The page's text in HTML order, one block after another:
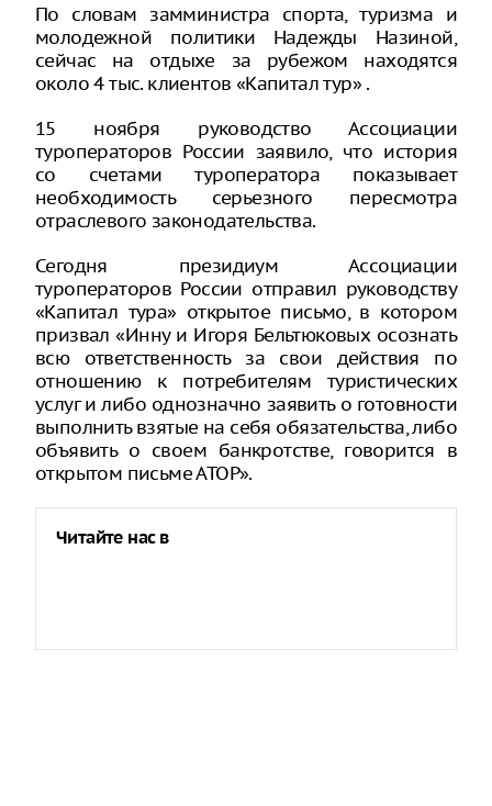
По словам замминистра спорта, туризма и
молодежной политики Надежды Назиной,
сейчас на отдыхе за рубежом находятся
около 4 тыс. клиентов «Капитал тур» .
15 ноября руководство Ассоциации
туроператоров России заявило, что история
со счетами туроператора показывает
необходимость серьезного пересмотра
отраслевого законодательства.
Сегодня президиум Ассоциации
туроператоров России отправил руководству
«Капитал тура» открытое письмо, в котором
призвал «Инну и Игоря Бельтюковых осознать
всю ответственность за свои действия по
отношению к потребителям туристических
услуг и либо однозначно заявить о готовности
выполнить взятые на себя обязательства, либо
объявить о своем банкротстве, говорится в
открытом письме АТОР».
Читайте нас в